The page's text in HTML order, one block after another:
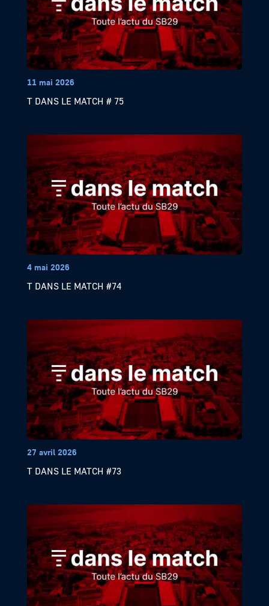
11 mai 2026
T DANS LE MATCH # 75
4 mai 2026
T DANS LE MATCH #74
27 avril 2026
T DANS LE MATCH #73